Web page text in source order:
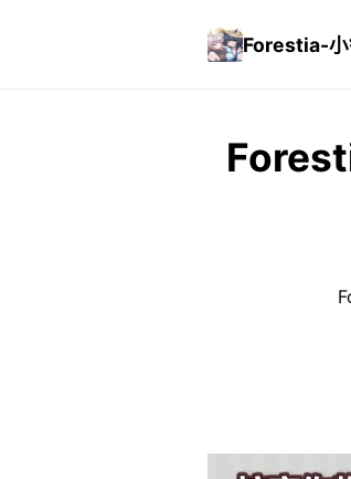
Forestia-